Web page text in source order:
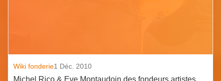
Wiki fonderie1 Déc. 2010
Michel Rico & Eve Montaudoin des fondeurs artistes